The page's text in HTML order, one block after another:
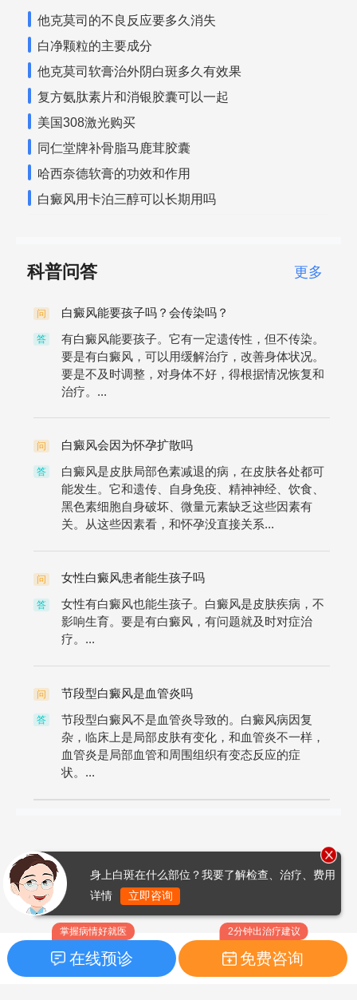
他克莫司的不良反应要多久消失
白净颗粒的主要成分
他克莫司软膏治外阴白斑多久有效果
复方氨肽素片和消银胶囊可以一起
美国308激光购买
同仁堂牌补骨脂马鹿茸胶囊
哈西奈德软膏的功效和作用
白癜风用卡泊三醇可以长期用吗
科普问答 更多
问 白癜风能要孩子吗？会传染吗？
答
有白癜风能要孩子。它有一定遗传性，但不传染。
要是有白癜风，可以用缓解治疗，改善身体状况。
要是不及时调整，对身体不好，得根据情况恢复和
治疗。...
问 白癜风会因为怀孕扩散吗
答
白癜风是皮肤局部色素减退的病，在皮肤各处都可
能发生。它和遗传、自身免疫、精神神经、饮食、
黑色素细胞自身破坏、微量元素缺乏这些因素有
关。从这些因素看，和怀孕没直接关系...
问 女性白癜风患者能生孩子吗
答
女性有白癜风也能生孩子。白癜风是皮肤疾病，不
影响生育。要是有白癜风，有问题就及时对症治
疗。...
问 节段型白癜风是血管炎吗
答
节段型白癜风不是血管炎导致的。白癜风病因复
杂，临床上是局部皮肤有变化，和血管炎不一样，
血管炎是局部血管和周围组织有变态反应的症
状。...
掌握病情好就医
在线预诊
2分钟出治疗建议
免费咨询
身上白斑在什么部位？我要了解检查、治疗、费用
详情
立即咨询